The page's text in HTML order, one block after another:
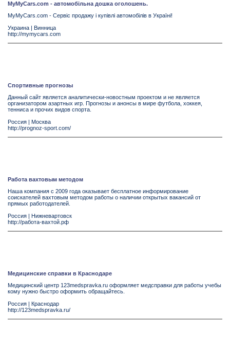
MyMyCars.com - автомобільна дошка оголошень.
MyMyCars.com - Сервіс продажу і купівлі автомобілів в Україні!
Украина | Винница
http://mymycars.com
Спортивные прогнозы
Данный сайт является аналитически-новостным проектом и не является
организатором азартных игр. Прогнозы и анонсы в мире футбола, хоккея,
тенниса и прочих видов спорта.
Россия | Москва
http://prognoz-sport.com/
Работа вахтовым методом
Наша компания с 2009 года оказывает бесплатное информирование
соискателей вахтовым методом работы о наличии открытых вакансий от
прямых работодателей.
Россия | Нижневартовск
http://работа-вахтой.рф
Медицинские справки в Краснодаре
Медицинский центр 123medspravka.ru оформляет медсправки для работы учебы
кому нужно быстро оформить обращайтесь.
Россия | Краснодар
http://123medspravka.ru/